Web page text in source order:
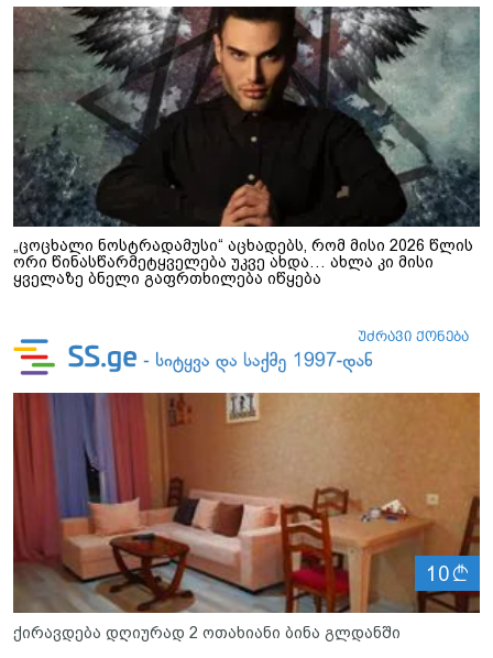
„ცოცხალი ნოსტრადამუსი“ აცხადებს, რომ მისი 2026 წლის
ორი წინასწარმეტყველება უკვე ახდა… ახლა კი მისი
ყველაზე ბნელი გაფრთხილება იწყება
10
ქირავდება დღიურად 2 ოთახიანი ბინა გლდანში